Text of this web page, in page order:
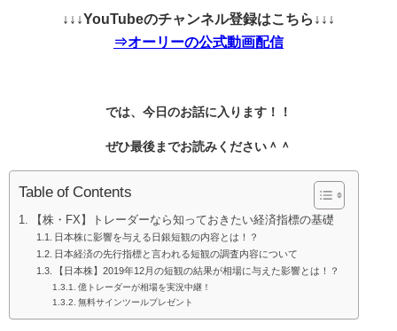
↓↓↓YouTubeのチャンネル登録はこちら↓↓↓
⇒オーリーの公式動画配信
では、今日のお話に入ります！！
ぜひ最後までお読みください＾＾
Table of Contents
【株・FX】トレーダーなら知っておきたい経済指標の基礎
日本株に影響を与える日銀短観の内容とは！？
日本経済の先行指標と言われる短観の調査内容について
【日本株】2019年12月の短観の結果が相場に与えた影響とは！？
億トレーダーが相場を実況中継！
無料サインツールプレゼント